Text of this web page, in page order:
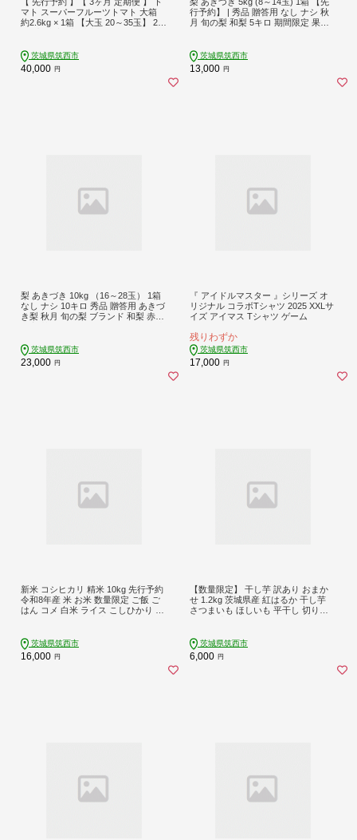
マト スーパーフルーツトマト 大箱
約2.6kg × 1箱 【大玉 20～35玉】 202
高糖度 関東 茨城 筑西
茨城県筑西市
40,000 円
行予約】 | 秀品 贈答用 なし ナシ 秋
月 旬の梨 和梨 5キロ 期間限定 果物
令和8年 新鮮 旬 茨城 筑西 JA 北つく
ば 関東
茨城県筑西市
13,000 円
梨 あきづき 10kg （16～28玉） 1箱
なし ナシ 10キロ 秀品 贈答用 あきづ
き梨 秋月 旬の梨 ブランド 和梨 赤梨
ザート フルーツ fruit nasi 先行予約
人気 おすすめ 特産品 茨城県産 JA 北
つくば 関東 茨城 筑西
茨城県筑西市
23,000 円
『 アイドルマスター 』シリーズ オ
リジナル コラボTシャツ 2025 XXLサ
イズ アイマス Tシャツ ゲーム
残りわずか
茨城県筑西市
17,000 円
新米 コシヒカリ 精米 10kg 先行予約
令和8年産 米 お米 数量限定 ご飯 ご
はん コメ 白米 ライス こしひかり 米
国産 産地直送 ※ 関東 茨城 筑西
茨城県筑西市
16,000 円
【数量限定】 干し芋 訳あり おまか
せ 1.2kg 茨城県産 紅はるか 干し芋
さつまいも ほしいも 平干し 切り落
けあり 大袋 1200g サツマイモ 干し
いも ほし芋 平干 お菓子 おやつ 1000
0円以下 1万円以下 茨城 茨城県 筑西
茨城県筑西市
6,000 円